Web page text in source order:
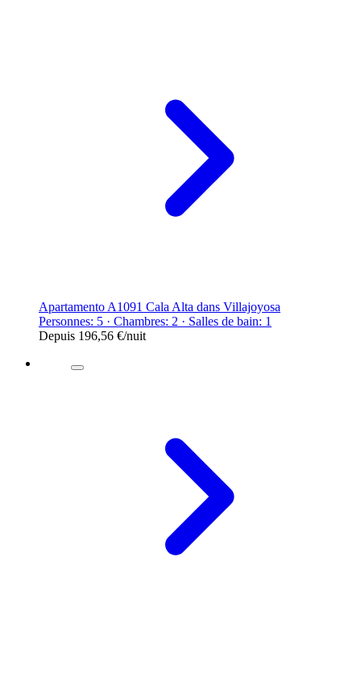
Apartamento A1091 Cala Alta dans Villajoyosa
Personnes: 5 · Chambres: 2 · Salles de bain: 1
Depuis 196,56 €/nuit